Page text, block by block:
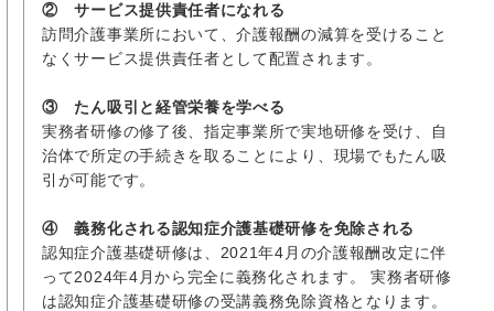
② サービス提供責任者になれる
訪問介護事業所において、介護報酬の減算を受けること
なくサービス提供責任者として配置されます。
③ たん吸引と経管栄養を学べる
実務者研修の修了後、指定事業所で実地研修を受け、自
治体で所定の手続きを取ることにより、現場でもたん吸
引が可能です。
④ 義務化される認知症介護基礎研修を免除される
認知症介護基礎研修は、2021年4月の介護報酬改定に伴
って2024年4月から完全に義務化されます。 実務者研修
は認知症介護基礎研修の受講義務免除資格となります。